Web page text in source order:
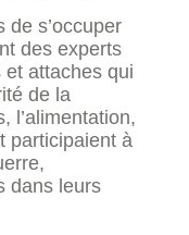
de s’occuper
des experts
attaches qui
de la
l’alimentation,
participaient à
dans leurs